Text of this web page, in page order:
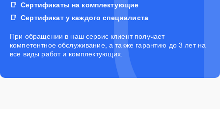
Сертификаты на комплектующие
Сертификат у каждого специалиста
При обращении в наш сервис клиент получает
компетентное обслуживание, а также гарантию до 3 лет на
все виды работ и комплектующих.